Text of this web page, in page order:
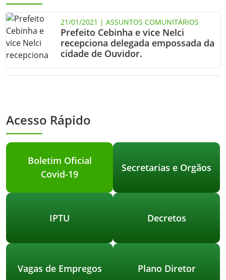
21/01/2021 | ASSUNTOS COMUNITÁRIOS
Prefeito Cebinha e vice Nelci
recepciona delegada empossada da
cidade de Ouvidor.
Acesso Rápido
Boletim Oficial
Covid-19
Secretarias e Orgãos
IPTU Decretos
Vagas de Empregos Plano Diretor